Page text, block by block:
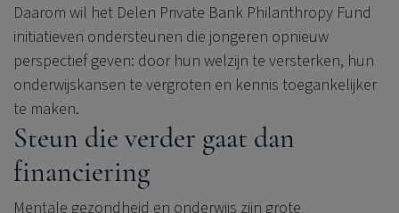
Daarom wil het Delen Private Bank Philanthropy Fund
initiatieven ondersteunen die jongeren opnieuw
perspectief geven: door hun welzijn te versterken, hun
onderwijskansen te vergroten en kennis toegankelijker
te maken.
Steun die verder gaat dan
financiering
Mentale gezondheid en onderwijs zijn grote